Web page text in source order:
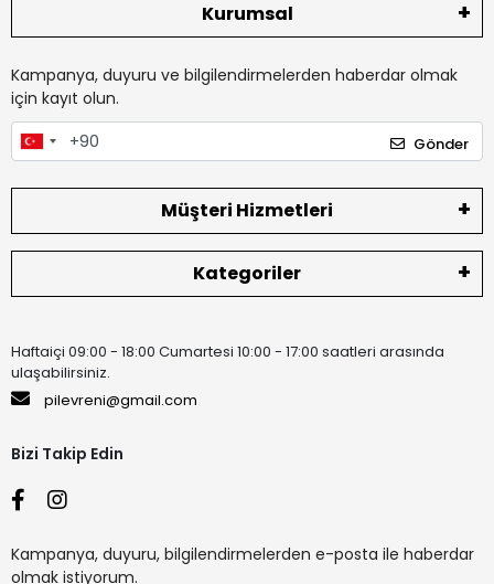
Kurumsal
Kampanya, duyuru ve bilgilendirmelerden haberdar olmak
için kayıt olun.
Gönder
Müşteri Hizmetleri
Kategoriler
Haftaiçi 09:00 - 18:00 Cumartesi 10:00 - 17:00 saatleri arasında
ulaşabilirsiniz.
pilevreni@gmail.com
Bizi Takip Edin
Kampanya, duyuru, bilgilendirmelerden e-posta ile haberdar
olmak istiyorum.